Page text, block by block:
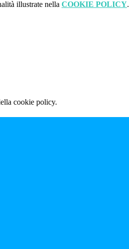
illustrate nella COOKIE POLICY.
cookie policy.